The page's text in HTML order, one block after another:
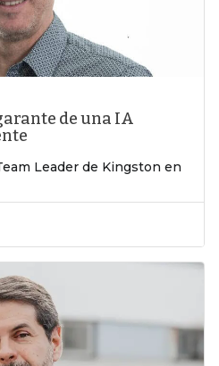
de una IA
Leader de Kingston en